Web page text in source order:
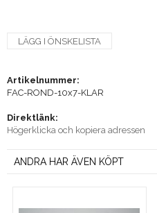
LÄGG I ÖNSKELISTA
Artikelnummer:
FAC-ROND-10x7-KLAR
Direktlänk:
Högerklicka och kopiera adressen
ANDRA HAR ÄVEN KÖPT